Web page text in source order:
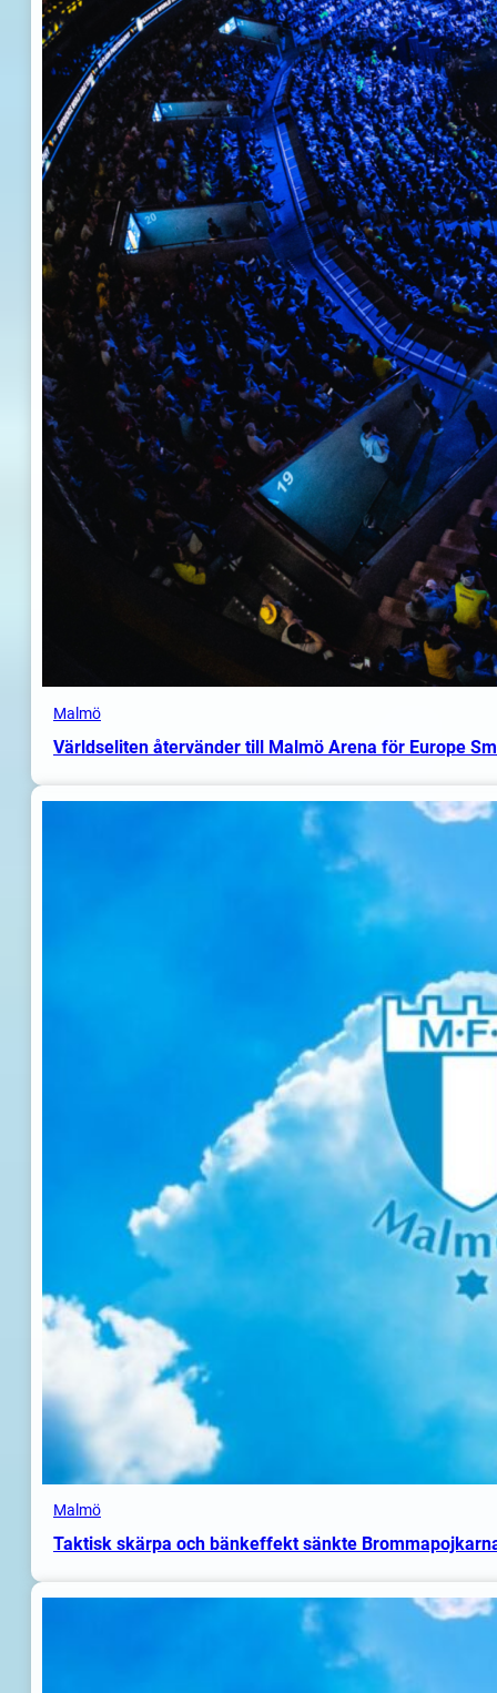
Malmö
Världseliten återvänder till Malmö Arena för Europe
Malmö
Taktisk skärpa och bänkeffekt sänkte